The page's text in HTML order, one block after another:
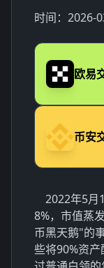
时间： 2026-
欧易
币安
2022年5月
8%，市值蒸
币黑天鹅"的
些将90%资